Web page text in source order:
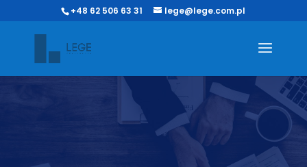
+48 62 506 63 31 lege@lege.com.pl